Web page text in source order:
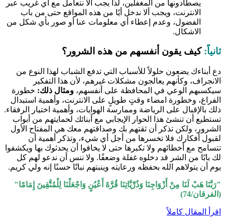
يصطادونها من المغفلين، لذا يجب ألا نتعامل مع أي غريب عبر
الانترنت، ويجب ألا ندخل أيًا من هذه المواقع حتى من باب
الفضول، وعدم إعطاء أي معلومات عنا أو صور بأي شكل من
الاشكال.
ثانياً: كيف يقون أنفسهم من هذه الشرور؟
دع أبناءك يضعون حلولاً للأسباب التي تدفع الشباب لهذا النوع من
الانجراف، وكأنهم يعالجون مشكلات غيرهم، لأن هذا التفكير
سيكسبهم الوعي في المحافظة على أنفسهم، ومثال ذلك: خطورة
الفراغ، وخطورة امضاء وقتٍ طويلٍ على الانترنت، وأهمية استبدال
ذلك بالإقبال على الرياضة وممارسة الهوايات، وأهمية اختيار الرفقاء.
تستطيع أن تنشئ هذا الحوار الإيجابي مع أبنائك لحمايتهم من أبواب
الشرور، ولكن تذكر أن ثقتهم بك وصداقتهم معك هي المفتاح الأول
لقبول أفكارك فلا تخسرها من أجل أي شيء، وتذكر أهمية أن
تتسامح مع أخطائهم ولا تكبرها حتى لا يخافوا أن يحدثوك بها ويكشفوا
لك بابًا من الشر قد دخلوه غفلة وضعفًا. ولا ننس أن ندعو لهم كل
يوم أن يتولاهم الله بحفظه ورعايته وينبتهم نباتًا حسنًا إنه ولي كريم.
"رَبَّنَا هَبْ لَنَا مِنْ أَزْوَاجِنَا وَذُرِّيَّاتِنَا قُرَّةَ أَعْيُنٍ وَاجْعَلْنَا لِلْمُتَّقِينَ إِمَامًا"
(الفرقان/74)
اقرأ المقال كاملاً